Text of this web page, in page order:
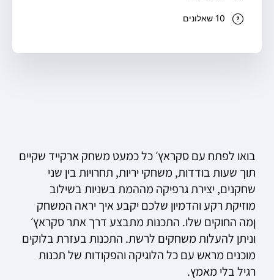
בואו לפתח עם סקראץ׳ כל כמעט משחק ארקייד שקיים
תוך שעות בודדות, משחקי יריות, תחרויות בין שני
שחקנים, יצירת גרפיקה מההמת בשניות בשילוב
מוזיקת רקע והדמיון שלכם יקבע איך יראה המשחק
ןמה החוקים שלו. התכנות מתבצע דרך אתר סקראץ׳
וניתן להעלות משחקים לרשת. התכנות בעזרת בלוקים
מוכנים מראש עם כל הלוגיקה והפקודות של תכנות
רגיל בלי מאמץ.
10 שאלונים